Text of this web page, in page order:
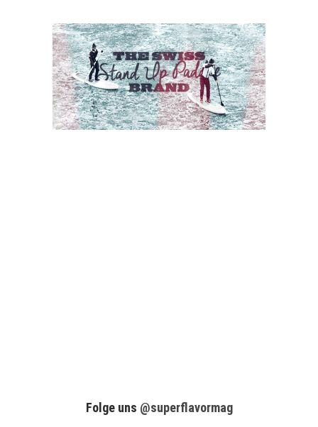
Folge uns @superflavormag